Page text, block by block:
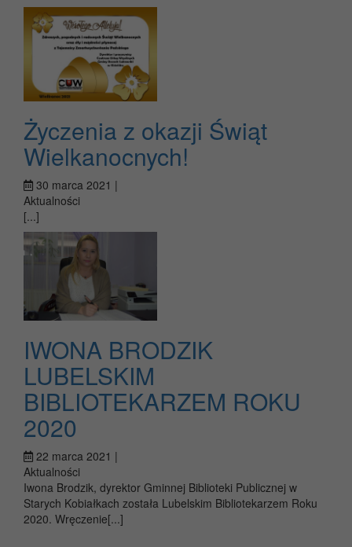
Życzenia z okazji Świąt
Wielkanocnych!
30 marca 2021 |
Aktualności
[...]
IWONA BRODZIK
LUBELSKIM
BIBLIOTEKARZEM ROKU
2020
22 marca 2021 |
Aktualności
Iwona Brodzik, dyrektor Gminnej Biblioteki Publicznej w
Starych Kobiałkach została Lubelskim Bibliotekarzem Roku
2020. Wręczenie[...]